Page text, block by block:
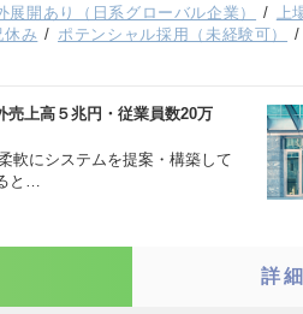
展開あり（日系グローバル企業） 上
休み ポテンシャル採用（未経験可）
売上高５兆円・従業員数20万
軟にシステムを提案・構築して
と…
詳